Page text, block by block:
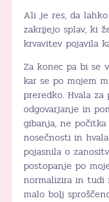
Ali je res, da
zakrijejo splav, ki
krvavitev pojavila
Za konec pa bi se
kar se po mojem
preredko. Hvala
odgovarjanje in
gibanja, ne
nosečnosti in
pojasnila o
postopanje po
normalizira in tudi
malo bolj